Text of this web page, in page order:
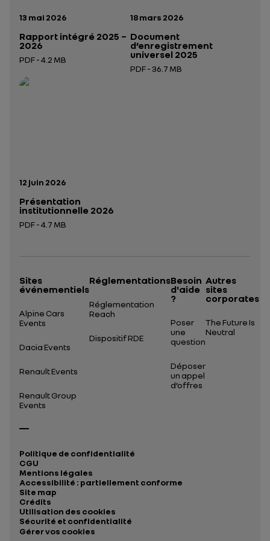
Date de publication:
13 mai 2026
Rapport intégré 2025 –
2026
PDF - 4.2 MB
Ouverture dans un nouvel onglet
Date de publication:
18 mars 2026
Document
d’enregistrement
universel 2025
PDF - 36.7 MB
Date de publication:
12 juin 2026
Présentation
institutionnelle 2026
PDF - 4.7 MB
Sites
événementiels
Alpine Cars
Events
Dacia Events
Renault Events
Renault Group
Events
Réglementations
Réglementation
Reach
Dispositif RDE
Besoin
d'aide
?
Poser
une
question
Déposer
un appel
d’offres
Autres
sites
corporates
The Future Is
Neutral
Politique de confidentialité
CGU
Mentions légales
Accessibilité : partiellement conforme
Site map
Crédits
Utilisation des cookies
Sécurité et confidentialité
Gérer vos cookies